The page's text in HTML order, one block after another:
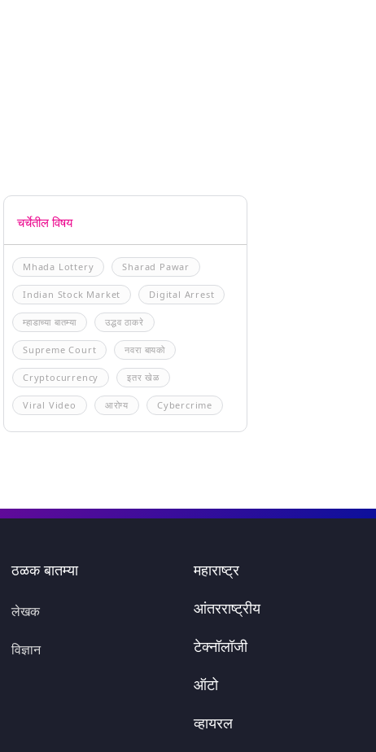
चर्चेतील विषय
Mhada Lottery Sharad Pawar
Indian Stock Market Digital Arrest
म्हाडाच्या बातम्या उद्धव ठाकरे
Supreme Court नवरा बायको
Cryptocurrency इतर खेळ
Viral Video आरोग्य Cybercrime
ठळक बातम्या
लेखक
विज्ञान
महाराष्ट्र
आंतरराष्ट्रीय
टेक्नॉलॉजी
ऑटो
व्हायरल